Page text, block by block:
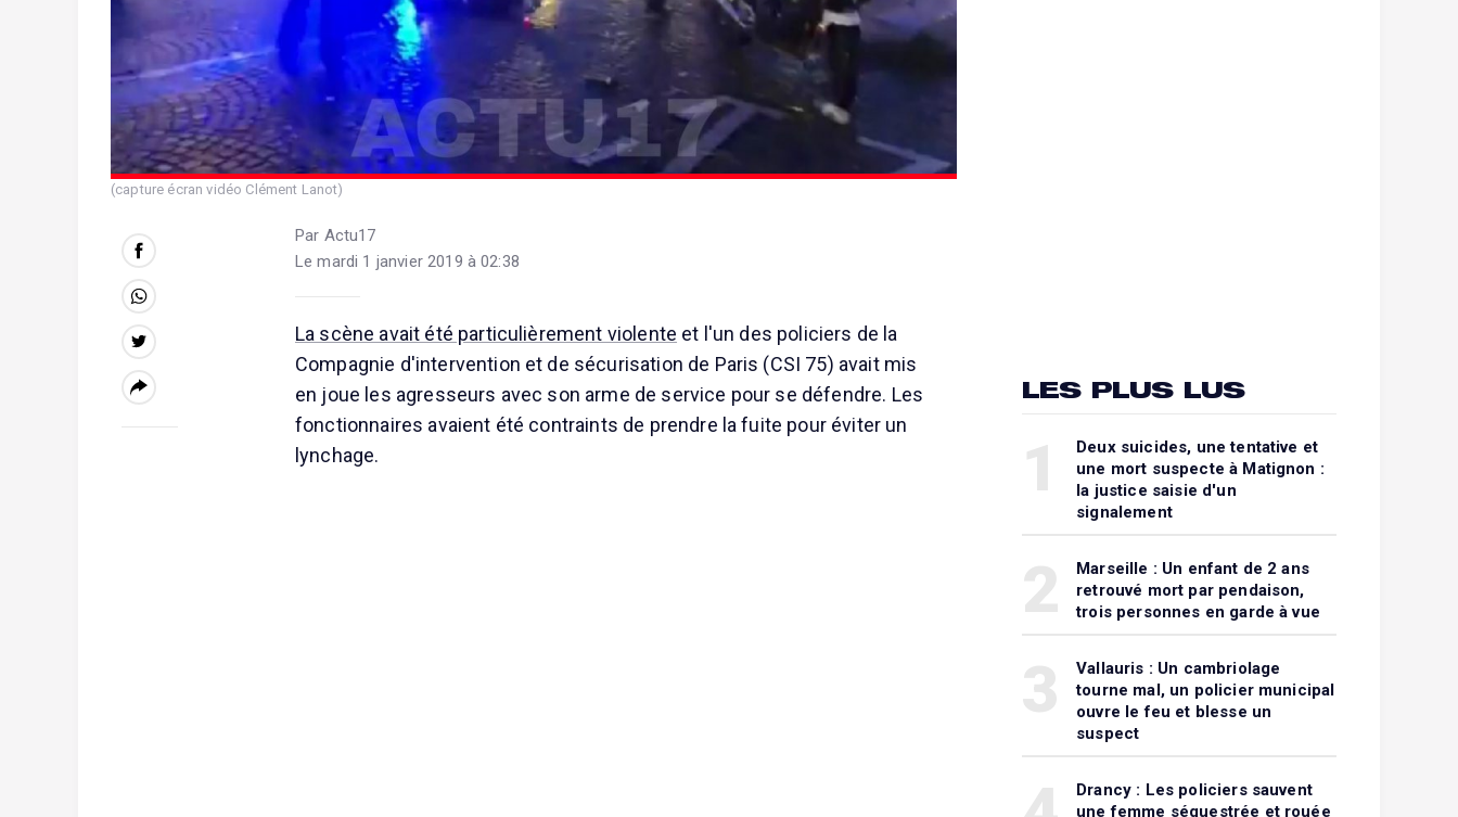
(capture écran vidéo Clément Lanot)
Par Actu17
Le mardi 1 janvier 2019 à 02:38
La scène avait été particulièrement violente et l'un des policiers de la
Compagnie d'intervention et de sécurisation de Paris (CSI 75) avait mis
en joue les agresseurs avec son arme de service pour se défendre. Les
fonctionnaires avaient été contraints de prendre la fuite pour éviter un
lynchage.
LES PLUS LUS
Deux suicides, une tentative et
une mort suspecte à Matignon :
la justice saisie d'un
signalement
Marseille : Un enfant de 2 ans
retrouvé mort par pendaison,
trois personnes en garde à vue
Vallauris : Un cambriolage
tourne mal, un policier municipal
ouvre le feu et blesse un
suspect
Drancy : Les policiers sauvent
une femme séquestrée et rouée